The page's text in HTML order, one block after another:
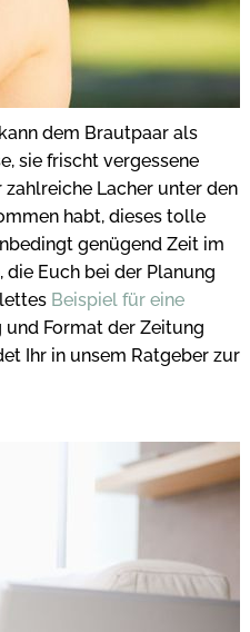
dem Brautpaar als
sie frischt vergessene
Lacher unter den
habt, dieses tolle
genügend Zeit im
die Euch bei der Planung
Beispiel für eine
und Format der Zeitung
Ihr in unsem Ratgeber zur